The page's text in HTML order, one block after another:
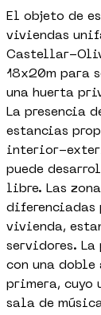
El objeto de
viviendas
Castellar-
18x20m para
una huerta
La presencia
estancias
interior-
puede
libre. Las
diferenciadas
vivienda,
servidores. La
con una
primera, cuyo
sala de